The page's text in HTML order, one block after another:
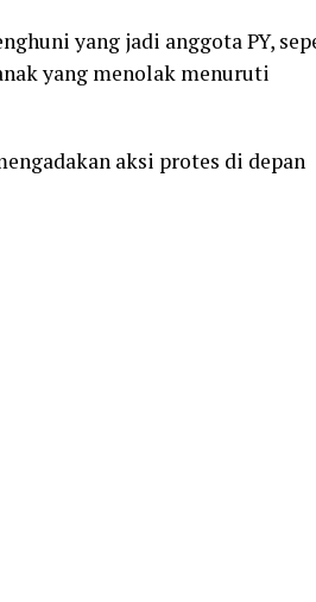
yang jadi anggota PY,
yang menolak menuruti
aksi protes di depan